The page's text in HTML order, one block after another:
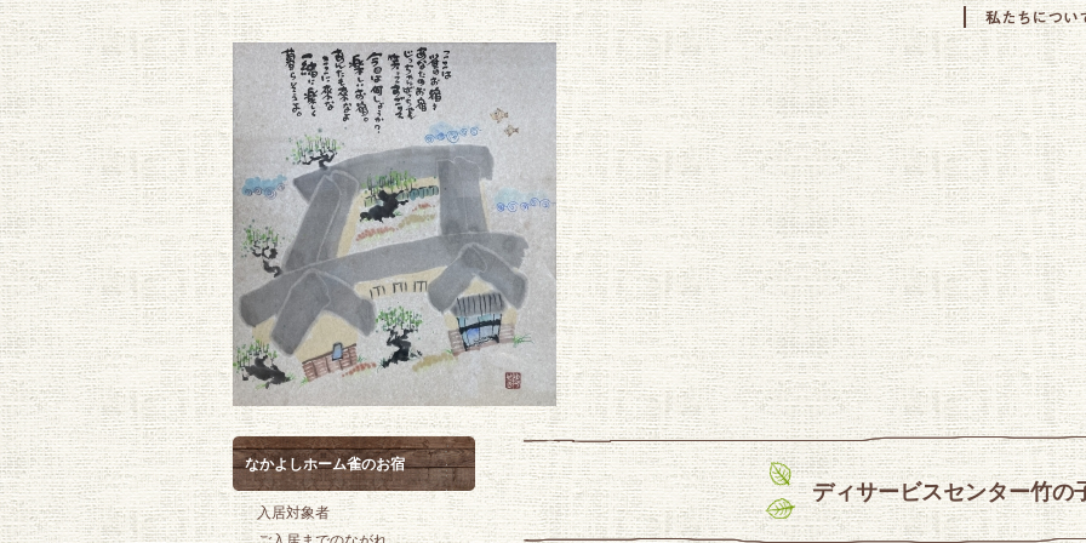
ディサービスセンター竹の
なかよしホーム雀のお宿
入居対象者